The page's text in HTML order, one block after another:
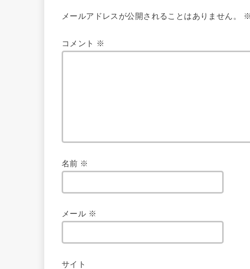
メールアドレスが公開されることはありません。 ※
コメント ※
名前 ※
メール ※
サイト